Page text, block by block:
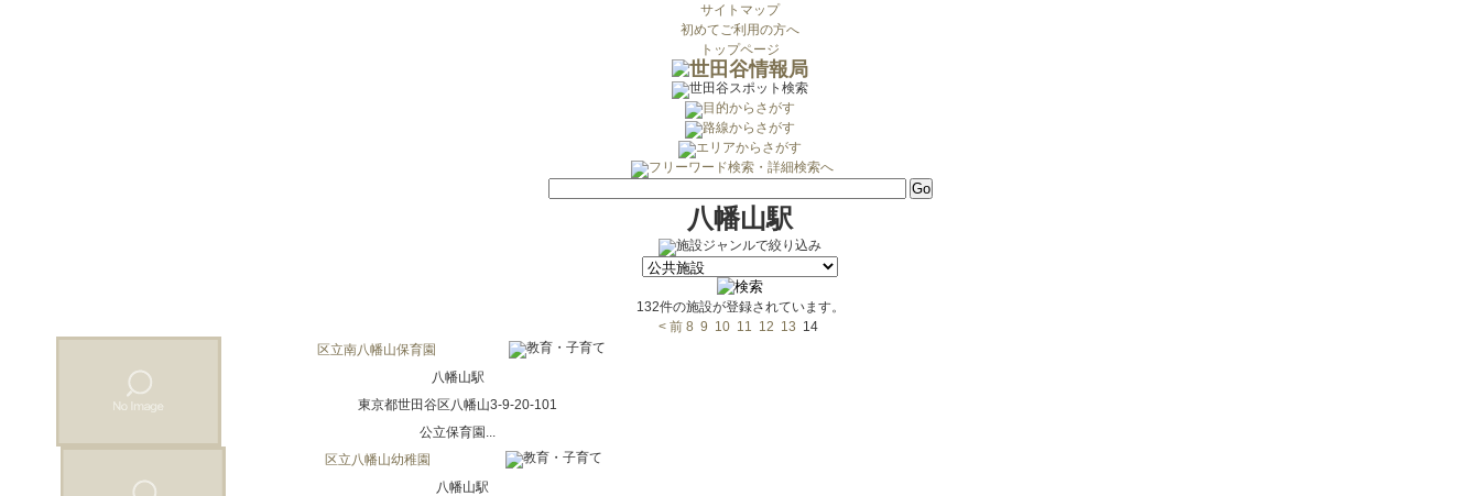
サイトマップ
初めてご利用の方へ
トップページ
八幡山駅
132件の施設が登録されています。
< 前 8 9 10 11 12 13 14
区立南八幡山保育園
八幡山駅
東京都世田谷区八幡山3-9-20-101
公立保育園...
区立八幡山幼稚園
八幡山駅